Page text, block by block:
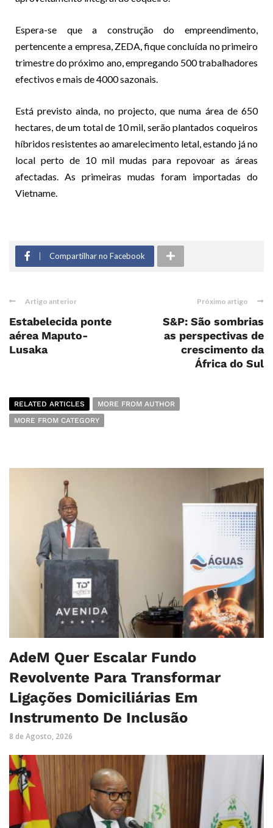
Espera-se que a construção do empreendimento,
pertencente a empresa, ZEDA, fique concluída no primeiro
trimestre do próximo ano, empregando 500 trabalhadores
efectivos e mais de 4000 sazonais.
Está previsto ainda, no projecto, que numa área de 650
hectares, de um total de 10 mil, serão plantados coqueiros
híbridos resistentes ao amarelecimento letal, estando já no
local perto de 10 mil mudas para repovoar as áreas
afectadas. As primeiras mudas foram importadas do
Vietname.
Compartilhar no Facebook
Artigo anterior
Estabelecida ponte
aérea Maputo-
Lusaka
Próximo artigo
S&P: São sombrias
as perspectivas de
crescimento da
África do Sul
RELATED ARTICLES
MORE FROM AUTHOR
MORE FROM CATEGORY
AdeM Quer Escalar Fundo
Revolvente Para Transformar
Ligações Domiciliárias Em
Instrumento De Inclusão
8 de Agosto, 2026